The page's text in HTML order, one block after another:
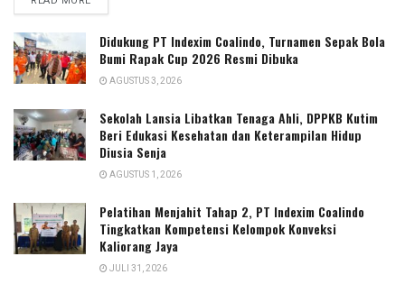
Didukung PT Indexim Coalindo, Turnamen Sepak Bola
Bumi Rapak Cup 2026 Resmi Dibuka
AGUSTUS 3, 2026
Sekolah Lansia Libatkan Tenaga Ahli, DPPKB Kutim
Beri Edukasi Kesehatan dan Keterampilan Hidup
Diusia Senja
AGUSTUS 1, 2026
Pelatihan Menjahit Tahap 2, PT Indexim Coalindo
Tingkatkan Kompetensi Kelompok Konveksi
Kaliorang Jaya
JULI 31, 2026